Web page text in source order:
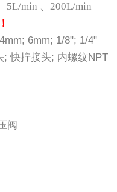
5L/min 、200L/min
6mm; 1/8"; 1/4"
; 快拧接头; 内螺纹NPT